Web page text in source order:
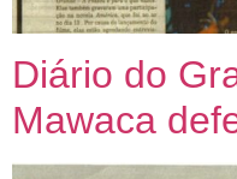
Diário do
Mawaca